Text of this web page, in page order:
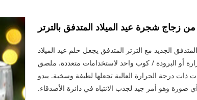
زجاج شجرة عيد الميلاد المتدفق بالترتر
الجديد مع الترتر المتدفق يجعل حلم عيد الميلاد
أو البرودة / كوب واحد لاستخدامات متعددة. ملصق
درجة الحرارة العالية تجعلها لطيفة وسخية. يبدو
صورة وهو أمر جيد لجذب الانتباه في دائرة الأصدقاء.